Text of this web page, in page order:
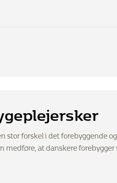
stor forskel i det forebyggende
medføre, at danskere